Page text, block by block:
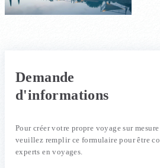
Demande
d'informations
Pour créer votre propre voyage sur
veuillez remplir ce formulaire pour être
experts en voyages.